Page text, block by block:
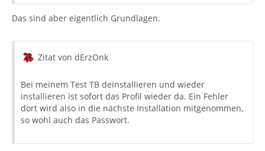
Das sind aber eigentlich Grundlagen.
Zitat von dErzOnk
Bei meinem Test TB deinstallieren und wieder
installieren ist sofort das Profil wieder da. Ein Fehler
dort wird also in die nächste Installation mitgenommen,
so wohl auch das Passwort.